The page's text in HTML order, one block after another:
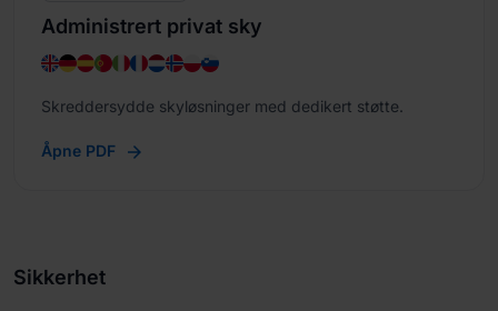
Administrert privat sky
Skreddersydde skyløsninger med dedikert støtte.
Åpne PDF
Sikkerhet